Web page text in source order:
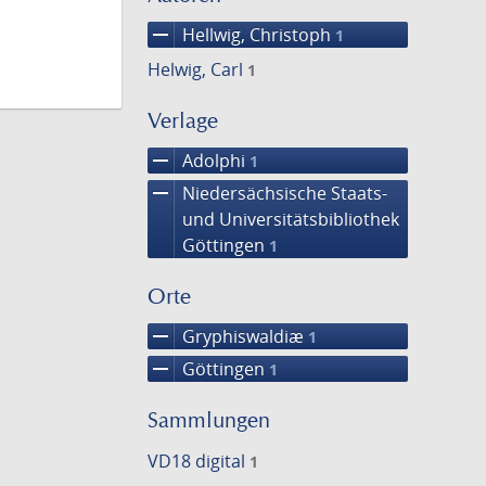
remove Hellwig, Christoph 1
Helwig, Carl 1
Verlage
remove Adolphi 1
remove
Niedersächsische Staats-
und Universitätsbibliothek
Göttingen 1
Orte
remove Gryphiswaldiæ 1
remove Göttingen 1
Sammlungen
VD18 digital 1